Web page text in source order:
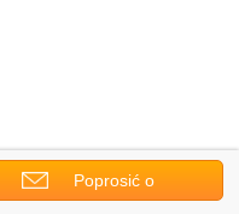
Poprosić o